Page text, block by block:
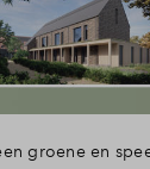
groene en